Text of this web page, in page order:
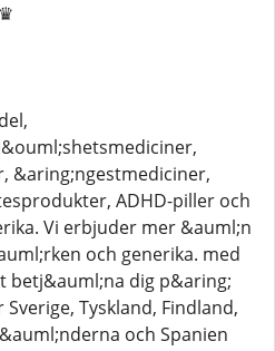
&aring;ngestmediciner,
ADHD-piller och
Vi erbjuder mer &auml;n
och generika. med
betj&auml;na dig p&aring;
Tyskland, Findland,
och Spanien